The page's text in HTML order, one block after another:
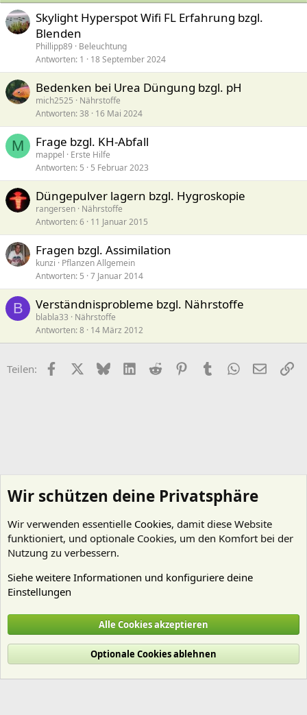
Skylight Hyperspot Wifi FL Erfahrung bzgl.
Blenden
Phillipp89
Beleuchtung
Antworten 1 18 September 2024
Bedenken bei Urea Düngung bzgl. pH
mich2525
Nährstoffe
Antworten 38 16 Mai 2024
M Frage bzgl. KH-Abfall
mappel
Erste Hilfe
Antworten 5 5 Februar 2023
Düngepulver lagern bzgl. Hygroskopie
rangersen Nährstoffe
Antworten 6 11 Januar 2015
Fragen bzgl. Assimilation
kunzi
Pflanzen Allgemein
Antworten 5 7 Januar 2014
B Verständnisprobleme bzgl. Nährstoffe
blabla33
Nährstoffe
Antworten 8 14 März 2012
Teilen: FacebookX (Twitter)
BlueskyLinkedIn
Reddit PinterestTumblr WhatsApp
E-Mail
Cookies
Deutsch (Du)
Nutzungsbedingungen
Datenschutz Hilfe und Impressum
R
Wir schützen deine Privatsphäre
Wir verwenden essentielle Cookies, damit diese Website
funktioniert, und optionale Cookies, um den Komfort bei der
Nutzung zu verbessern.
Siehe weitere Informationen und konfiguriere deine
Einstellungen
Alle Cookies akzeptieren
Optionale Cookies ablehnen